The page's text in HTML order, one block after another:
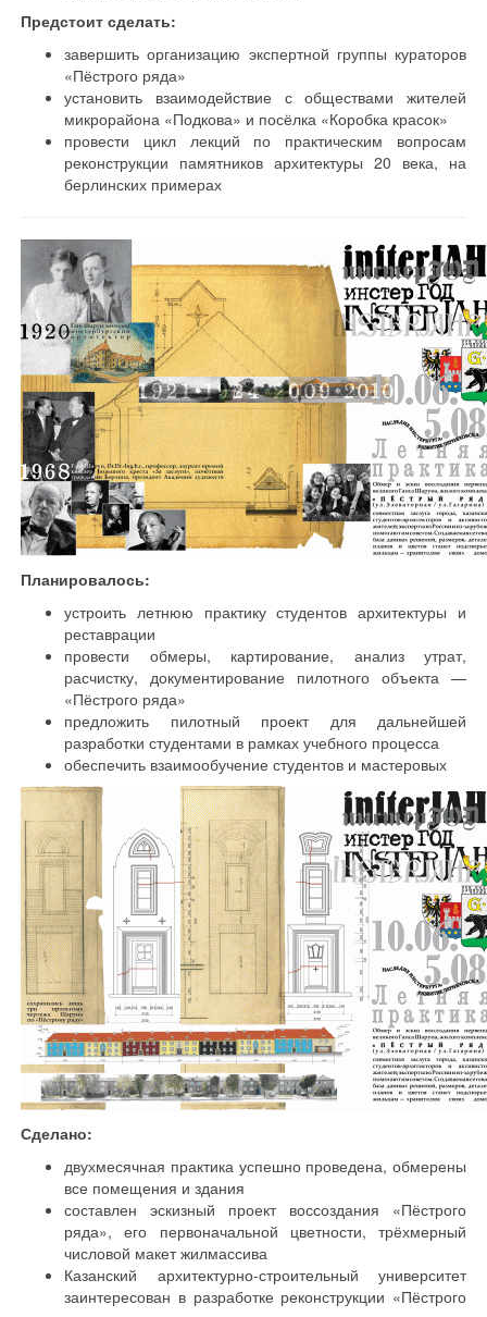
Предстоит сделать:
завершить организацию экспертной группы кураторов
«Пёстрого ряда»
установить взаимодействие с обществами жителей
микрорайона «Подкова» и посёлка «Коробка красок»
провести цикл лекций по практическим вопросам
реконструкции памятников архитектуры 20 века, на
берлинских примерах
Планировалось:
устроить летнюю практику студентов архитектуры и
реставрации
провести обмеры, картирование, анализ утрат,
расчистку, документирование пилотного объекта —
«Пёстрого ряда»
предложить пилотный проект для дальнейшей
разработки студентами в рамках учебного процесса
обеспечить взаимообучение студентов и мастеровых
Сделано:
двухмесячная практика успешно проведена, обмерены
все помещения и здания
составлен эскизный проект воссоздания «Пёстрого
ряда», его первоначальной цветности, трёхмерный
числовой макет жилмассива
Казанский архитектурно-строительный университет
заинтересован в разработке реконструкции «Пёстрого